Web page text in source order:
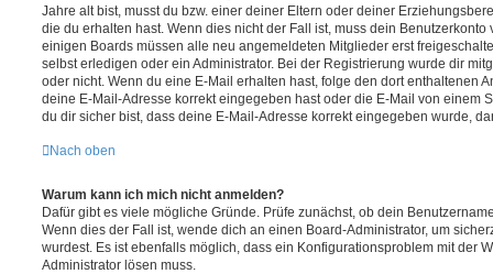
Jahre alt bist, musst du bzw. einer deiner Eltern oder deiner
die du erhalten hast. Wenn dies nicht der Fall ist, muss dein
einigen Boards müssen alle neu angemeldeten Mitglieder erst
selbst erledigen oder ein Administrator. Bei der Registrierung wurde dir
oder nicht. Wenn du eine E-Mail erhalten hast, folge den dort enthaltenen
deine E-Mail-Adresse korrekt eingegeben hast oder die E-Mail von einem
du dir sicher bist, dass deine E-Mail-Adresse korrekt eingegeben wurde,
Nach oben
Warum kann ich mich nicht anmelden?
Dafür gibt es viele mögliche Gründe. Prüfe zunächst, ob dein
Wenn dies der Fall ist, wende dich an einen Board-Administrator, um
wurdest. Es ist ebenfalls möglich, dass ein Konfigurationsproblem mit der
Administrator lösen muss.